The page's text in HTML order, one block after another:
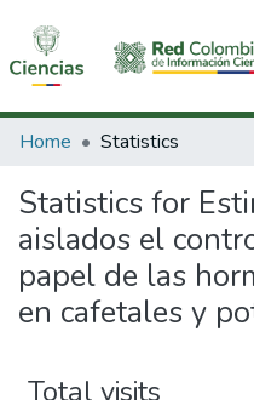
Communities & Collections
All of DSpace
Home Statistics
Statistics for
aislados el
papel de las
en cafetales y
Total visits